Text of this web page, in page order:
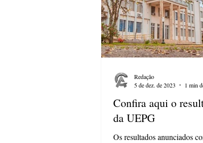
Confira aqui o
da UEPG
Os resultados anunciados
Redação
5 de dez. de 2023
1 min